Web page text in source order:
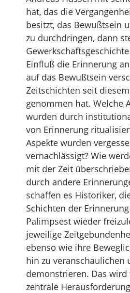
hat, das die
besitzt, das Bewußtsein
zu durchdringen, dann
Einfluß die Erinnerung
auf das Bewußtsein
Zeitschichten seit
genommen hat. Welche
wurden durch
von Erinnerung
Aspekte wurden
vernachlässigt? Wie
mit der Zeit
durch andere
schaffen es Historiker,
Schichten der
Palimpsest wieder
jeweilige
ebenso wie ihre
hin zu veranschaulichen
demonstrieren. Das
zentrale